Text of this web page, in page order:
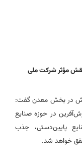
مؤثر شرکت ملی
ارزش در بخش معدن گفت:
در حوزه صنایع
پایین‌دستی، جذب
خواهد شد.